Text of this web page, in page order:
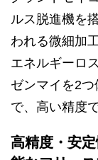
ルス脱進機を
われる微細加
エネルギーロ
ゼンマイを2
で、高い精度
高精度・安